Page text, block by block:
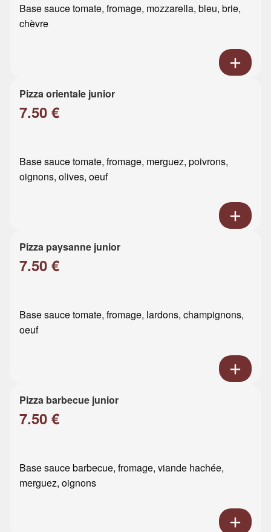
Base sauce tomate, fromage, mozzarella, bleu, brie,
chèvre
Pizza orientale junior
7.50 €
Base sauce tomate, fromage, merguez, poivrons,
oignons, olives, oeuf
Pizza paysanne junior
7.50 €
Base sauce tomate, fromage, lardons, champignons,
oeuf
Pizza barbecue junior
7.50 €
Base sauce barbecue, fromage, viande hachée,
merguez, oignons